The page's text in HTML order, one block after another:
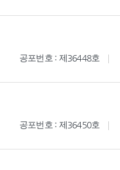
공포번호 : 제36448호
공포번호 : 제36450호